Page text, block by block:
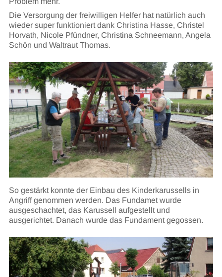
Die Versorgung der freiwilligen Helfer hat natürlich auch
wieder super funktioniert dank Christina Hasse, Christel
Horvath, Nicole Pfündner, Christina Schneemann, Angela
Schön und Waltraut Thomas.
So gestärkt konnte der Einbau des Kinderkarussells in
Angriff genommen werden. Das Fundamet wurde
ausgeschachtet, das Karussell aufgestellt und
ausgerichtet. Danach wurde das Fundament gegossen.